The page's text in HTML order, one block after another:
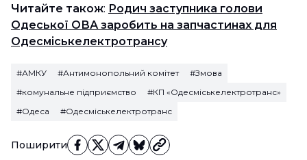
Поширити
Читайте також: Родич заступника голови
Одеської ОВА заробить на запчастинах для
Одесміськелектротрансу
#АМКУ #Антимонопольний комітет
#Змова
#комунальне підприємство
#КП «Одесміськелектротранс»
#Одеса
#Одесміськелектротранс